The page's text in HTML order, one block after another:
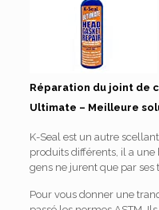
Réparation du joint de
Ultimate – Meilleure
K-Seal est un autre
produits différents, il a
gens ne jurent que par ses
Pour vous donner une